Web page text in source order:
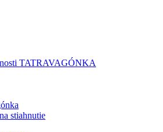
TATRAVAGÓNKA
stiahnutie